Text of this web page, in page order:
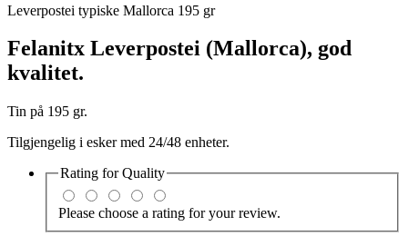
Leverpostei typiske Mallorca 195 gr
Felanitx Leverpostei (Mallorca), god
kvalitet.
Tin på 195 gr.
Tilgjengelig i esker med 24/48 enheter.
Rating forQuality
Please choose a rating for your review.